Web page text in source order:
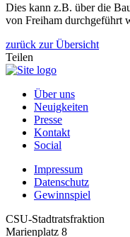
Dies kann z.B. über die
von Freiham durchgeführt
zurück zur Übersicht
Teilen
Über uns
Neuigkeiten
Presse
Kontakt
Social
Impressum
Datenschutz
Gewinnspiel
CSU-Stadtratsfraktion
Marienplatz 8